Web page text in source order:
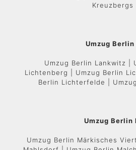
Kreuzbergs
Umzug Berlin
Umzug Berlin Lankwitz |
Lichtenberg | Umzug Berlin
Berlin Lichterfelde |
Umzug Berlin
Umzug Berlin Märkisches